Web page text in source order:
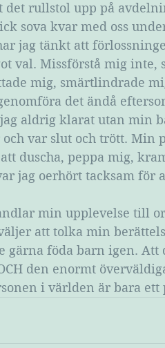
det rullstol upp på
sova kvar med oss
jag tänkt att
val. Missförstå mig
mig, smärtlindrade
det ändå
aldrig klarat utan min
och var slut och trött.
duscha, peppa mig,
jag oerhört tacksam för
min upplevelse till
att tolka min
gärna föda barn igen.
den enormt
i världen är bara ett